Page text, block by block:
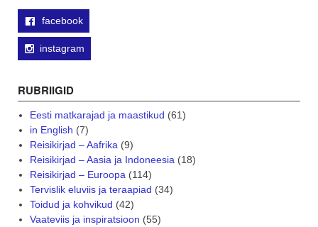
facebook
instagram
RUBRIIGID
Eesti matkarajad ja maastikud (61)
in English (7)
Reisikirjad – Aafrika(9)
Reisikirjad – Aasia ja Indoneesia(18)
Reisikirjad – Euroopa(114)
Tervislik eluviis ja teraapiad (34)
Toidud ja kohvikud (42)
Vaateviis ja inspiratsioon (55)